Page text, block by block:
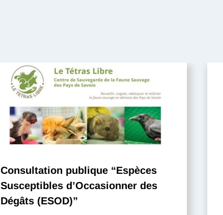
Consultation publique “Espèces
Susceptibles d’Occasionner des
Dégâts (ESOD)”